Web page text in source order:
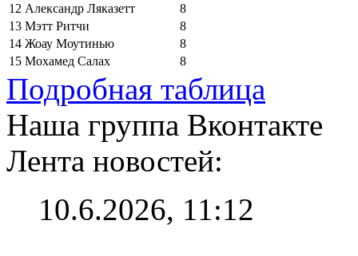
12 Александр Ляказетт
8
13 Мэтт Ритчи
8
14 Жоау Моутинью
8
15 Мохамед Салах 8
Подробная таблица
Наша группа Вконтакте
Лента новостей:
10.6.2026, 11:12